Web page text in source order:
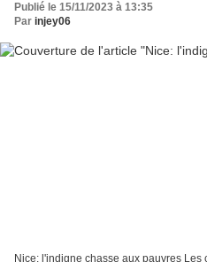
Publié le 15/11/2023 à 13:35
Par injey06
Nice: l'indigne chasse aux pauvres Les